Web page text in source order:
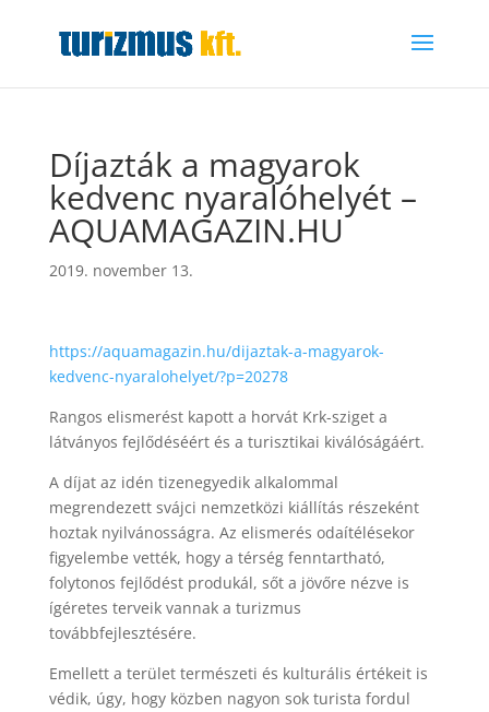
Díjazták a magyarok
kedvenc nyaralóhelyét –
AQUAMAGAZIN.HU
2019. november 13.
https://aquamagazin.hu/dijaztak-a-magyarok-
kedvenc-nyaralohelyet/?p=20278
Rangos elismerést kapott a horvát Krk-sziget a
látványos fejlődéséért és a turisztikai kiválóságáért.
A díjat az idén tizenegyedik alkalommal
megrendezett svájci nemzetközi kiállítás részeként
hoztak nyilvánosságra. Az elismerés odaítélésekor
figyelembe vették, hogy a térség fenntartható,
folytonos fejlődést produkál, sőt a jövőre nézve is
ígéretes terveik vannak a turizmus
továbbfejlesztésére.
Emellett a terület természeti és kulturális értékeit is
védik, úgy, hogy közben nagyon sok turista fordul